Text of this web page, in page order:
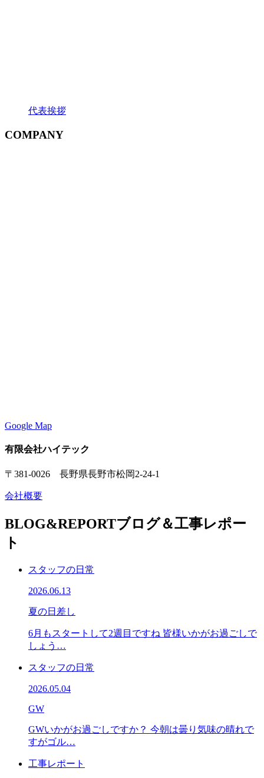
代表挨拶
COMPANY
Google Map
有限会社ハイテック
〒381-0026 長野県長野市松岡2-24-1
会社概要
BLOG&REPORTブログ＆工事レポー
ト
スタッフの日常
2026.06.13
夏の日差し
6月もスタートして2週目ですね 皆様いかがお過ごしで
しょう…
スタッフの日常
2026.05.04
GW
GWいかがお過ごしですか？ 今朝は曇り気味の晴れで
すがゴル…
工事レポート